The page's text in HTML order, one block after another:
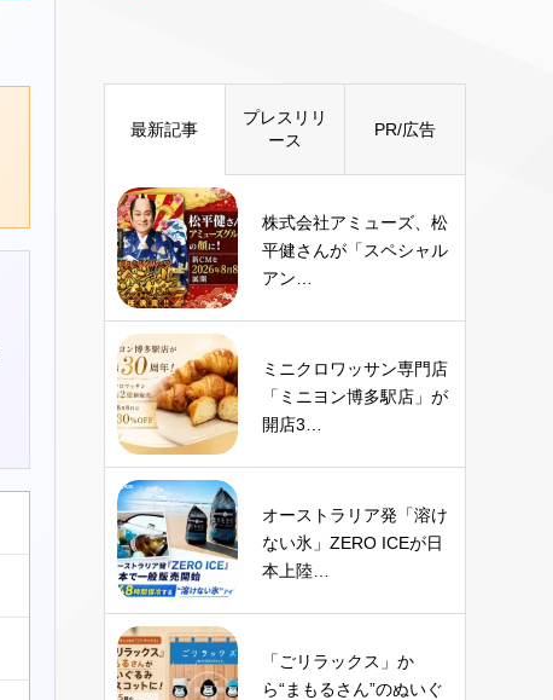
最新記事
プレスリリ
ース
PR/広告
株式会社アミューズ、松
平健さんが「スペシャル
アン…
ミニクロワッサン専門店
「ミニヨン博多駅店」が
開店3…
オーストラリア発「溶け
ない氷」ZERO ICEが日
本上陸…
「ごリラックス」か
ら“まもるさん”のぬいぐ